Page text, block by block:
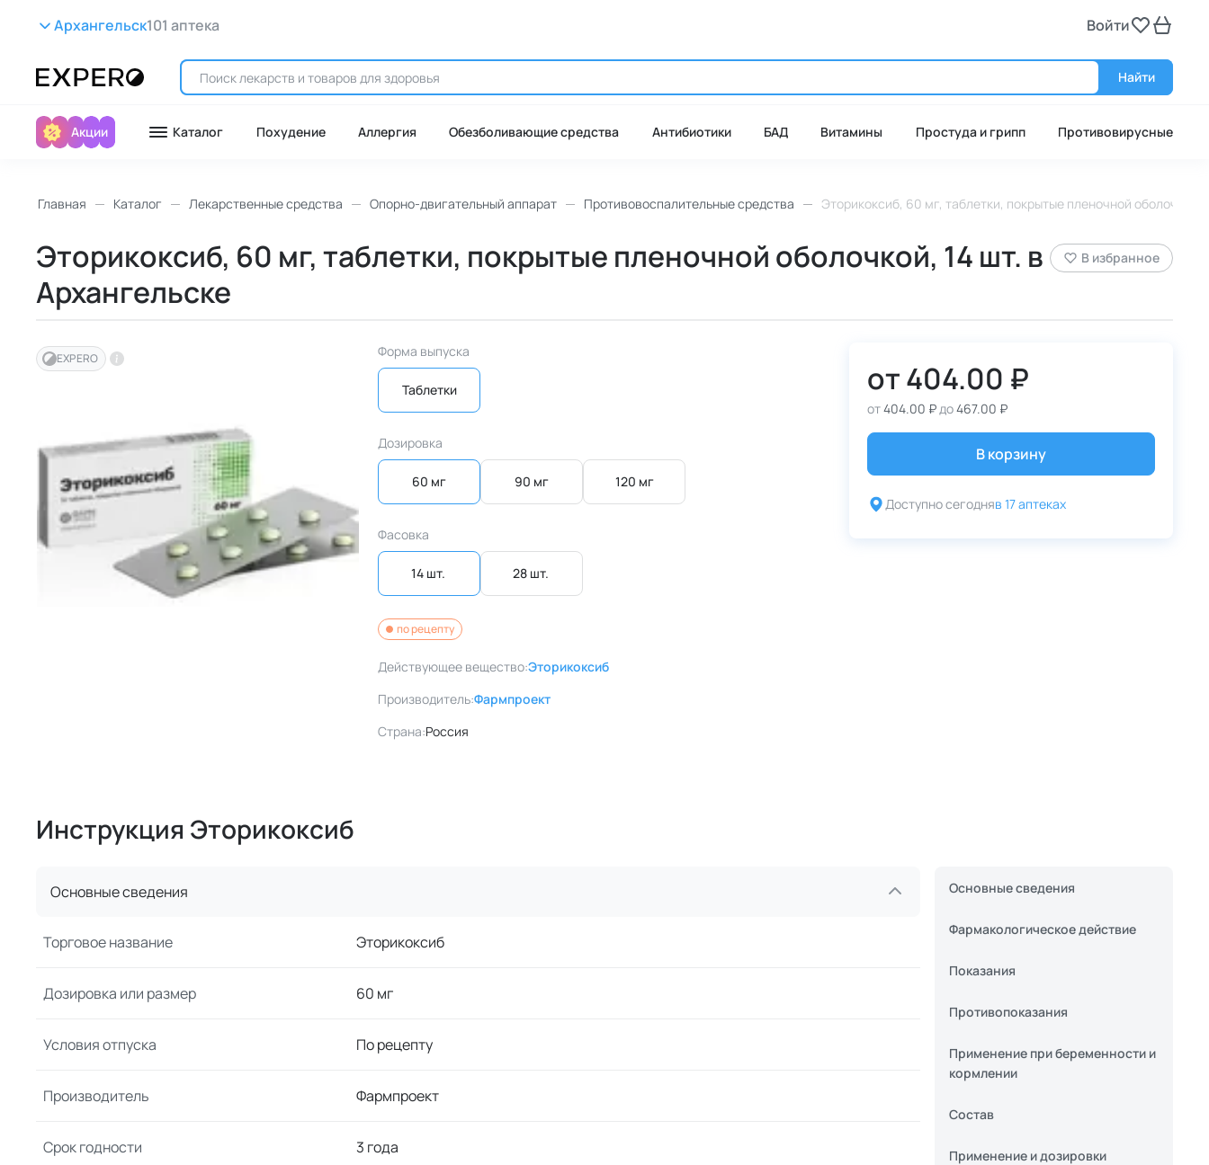
Архангельск101 аптека Войти
Найти
Акции Каталог Похудение Аллергия Обезболивающие средства Антибиотики БАД Витамины Простуда и грипп Противовирусные
Главная Каталог Лекарственные средства Опорно-двигательный аппарат Противовоспалительные средства Эторикоксиб, 60 мг, таблетки, покрытые пленочной оболочкой,
Эторикоксиб, 60 мг, таблетки, покрытые пленочной оболочкой, 14 шт. в
Архангельске
В избранное
EXPERO Форма выпуска
Таблетки
Дозировка
60 мг 90 мг 120 мг
Фасовка
14 шт. 28 шт.
по рецепту
Действующее вещество:Эторикоксиб
Производитель:Фармпроект
Страна:Россия
от404.00 ₽
от404.00 ₽до467.00 ₽
В корзину
Доступно сегодняв 17 аптеках
Инструкция Эторикоксиб
Основные сведения
Торговое название Эторикоксиб
Дозировка или размер 60 мг
Условия отпуска По рецепту
Производитель Фармпроект
Срок годности 3 года
Основные сведения
Фармакологическое действие
Показания
Противопоказания
Применение при беременности и
кормлении
Состав
Применение и дозировки